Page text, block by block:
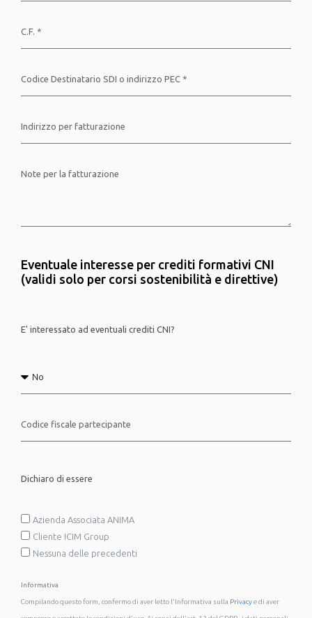
Eventuale interesse per crediti formativi CNI
(validi solo per corsi sostenibilità e direttive)
E' interessato ad eventuali crediti CNI?
Dichiaro di essere
Azienda Associata ANIMA
Cliente ICIM Group
Nessuna delle precedenti
Informativa
Compilando questo form, confermo di aver letto l'Informativa sulla Privacye di aver